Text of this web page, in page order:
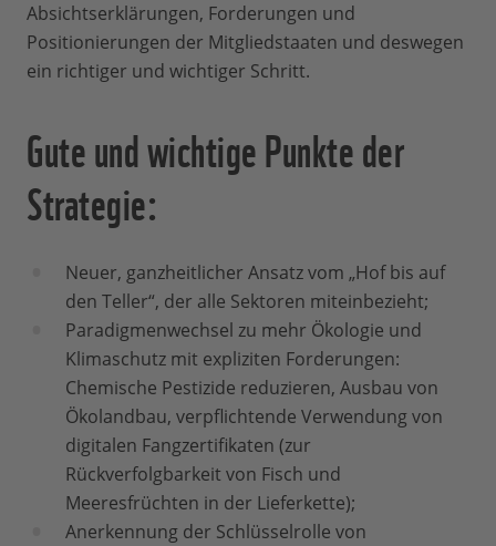
Absichtserklärungen, Forderungen und
Positionierungen der Mitgliedstaaten und deswegen
ein richtiger und wichtiger Schritt.
Gute und wichtige Punkte der
Strategie:
Neuer, ganzheitlicher Ansatz vom „Hof bis auf
den Teller“, der alle Sektoren miteinbezieht;
Paradigmenwechsel zu mehr Ökologie und
Klimaschutz mit expliziten Forderungen:
Chemische Pestizide reduzieren, Ausbau von
Ökolandbau, verpflichtende Verwendung von
digitalen Fangzertifikaten (zur
Rückverfolgbarkeit von Fisch und
Meeresfrüchten in der Lieferkette);
Anerkennung der Schlüsselrolle von